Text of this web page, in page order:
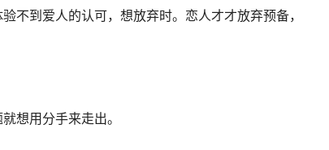
不到爱人的认可，想放弃时。恋人才才放弃预备，
想用分手来走出。